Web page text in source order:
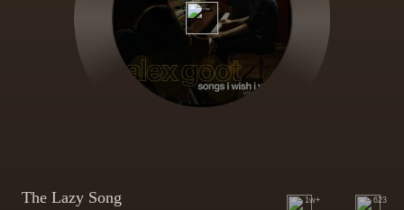
The Lazy Song 1w+ 623